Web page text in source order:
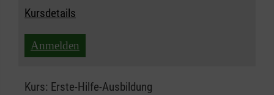
Kursdetails
Anmelden
Kurs: Erste-Hilfe-Ausbildung